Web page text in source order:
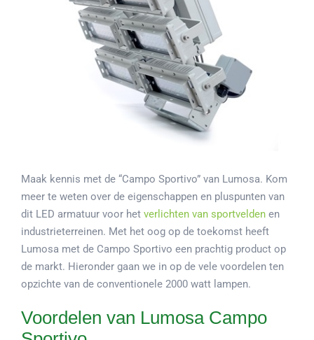
Maak kennis met de “Campo Sportivo” van Lumosa. Kom
meer te weten over de eigenschappen en pluspunten van
dit LED armatuur voor het verlichten van sportvelden en
industrieterreinen. Met het oog op de toekomst heeft
Lumosa met de Campo Sportivo een prachtig product op
de markt. Hieronder gaan we in op de vele voordelen ten
opzichte van de conventionele 2000 watt lampen.
Voordelen van Lumosa Campo